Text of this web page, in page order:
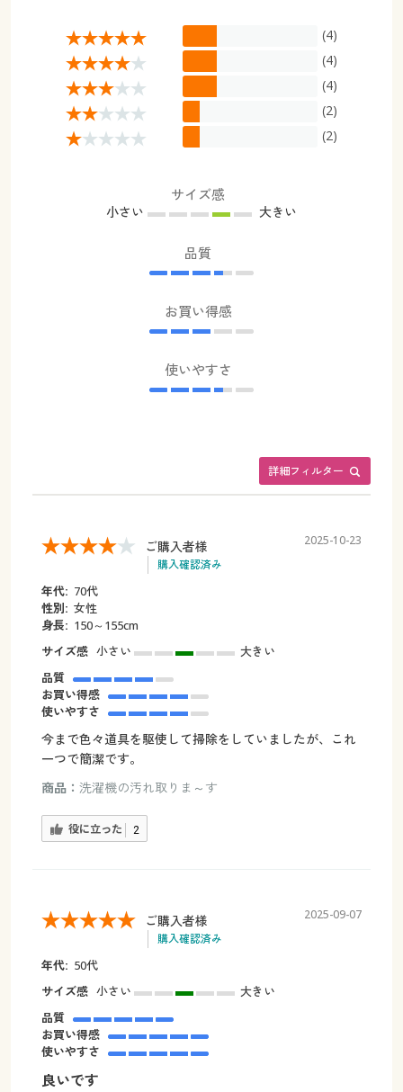
(4)
(4)
(4)
(2)
(2)
サイズ感
小さい 大きい
品質
お買い得感
使いやすさ
詳細フィルター
ご購入者様
購入確認済み
2025-10-23
年代: 70代
性別: 女性
身長: 150～155cm
サイズ感 小さい
大きい
品質
お買い得感
使いやすさ
今まで色々道具を駆使して掃除をしていましたが、これ
一つで簡潔です。
商品： 洗濯機の汚れ取りま～す
役に立った 2
ご購入者様
購入確認済み
2025-09-07
年代: 50代
サイズ感 小さい
大きい
品質
お買い得感
使いやすさ
良いです